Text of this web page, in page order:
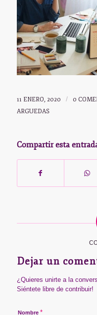
11 ENERO, 2020 / 0
ARGUEDAS
Compartir esta
Dejar un
¿Quieres unirte a la
Siéntete libre de contribuir!
Nombre *